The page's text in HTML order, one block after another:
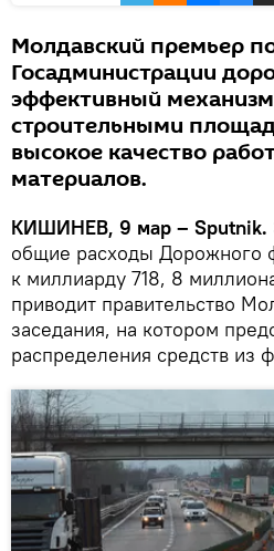
Молдавский премьер
Госадминистрации
эффективный
строительными
высокое качество
материалов.
КИШИНЕВ, 9 мар – Sputnik.
общие расходы Дорожного
к миллиарду 718, 8
приводит правительство
заседания, на котором
распределения средств из